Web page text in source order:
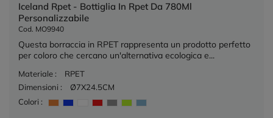
Iceland Rpet - Bottiglia In Rpet Da 780Ml
Personalizzabile
Cod. MO9940
Questa borraccia in RPET rappresenta un prodotto perfetto
per coloro che cercano un'alternativa ecologica e...
Materiale :
RPET
Dimensioni :
Ø7X24.5CM
Colori :